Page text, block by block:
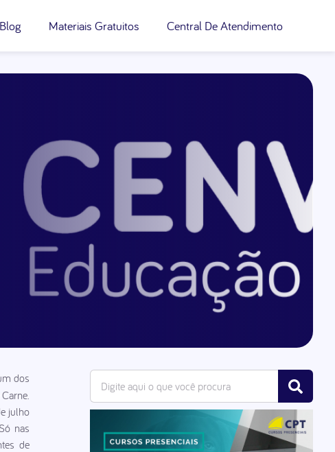
Blog Materiais Gratuitos Central De Atendimento
dos
julho
nas
de